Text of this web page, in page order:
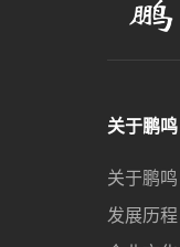
关于鹏鸣
关于鹏鸣
发展历程